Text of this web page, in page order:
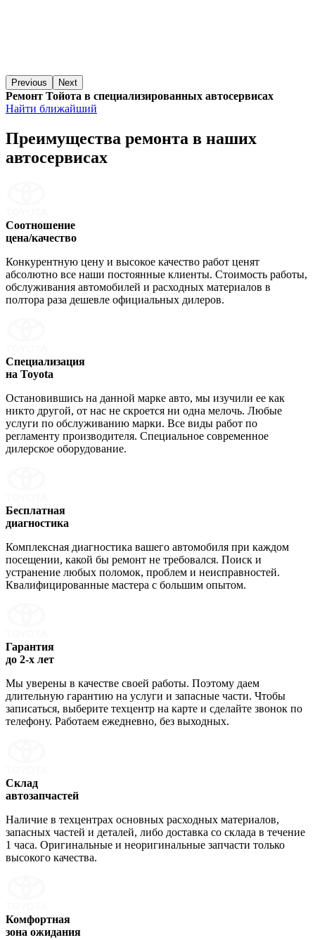
Previous Next
Ремонт Тойота в специализированных автосервисах
Найти ближайший
Преимущества ремонта в наших
автосервисах
Соотношение
цена/качество
Конкурентную цену и высокое качество работ ценят
абсолютно все наши постоянные клиенты. Стоимость работы,
обслуживания автомобилей и расходных материалов в
полтора раза дешевле официальных дилеров.
Специализация
на Toyota
Остановившись на данной марке авто, мы изучили ее как
никто другой, от нас не скроется ни одна мелочь. Любые
услуги по обслуживанию марки. Все виды работ по
регламенту производителя. Специальное современное
дилерское оборудование.
Бесплатная
диагностика
Комплексная диагностика вашего автомобиля при каждом
посещении, какой бы ремонт не требовался. Поиск и
устранение любых поломок, проблем и неисправностей.
Квалифицированные мастера с большим опытом.
Гарантия
до 2-х лет
Мы уверены в качестве своей работы. Поэтому даем
длительную гарантию на услуги и запасные части. Чтобы
записаться, выберите техцентр на карте и сделайте звонок по
телефону. Работаем ежедневно, без выходных.
Склад
автозапчастей
Наличие в техцентрах основных расходных материалов,
запасных частей и деталей, либо доставка со склада в течение
1 часа. Оригинальные и неоригинальные запчасти только
высокого качества.
Комфортная
зона ожидания